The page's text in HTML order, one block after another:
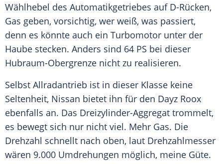
Wählhebel des Automatikgetriebes auf D-Rücken,
Gas geben, vorsichtig, wer weiß, was passiert,
denn es könnte auch ein Turbomotor unter der
Haube stecken. Anders sind 64 PS bei dieser
Hubraum-Obergrenze nicht zu realisieren.
Selbst Allradantrieb ist in dieser Klasse keine
Seltenheit, Nissan bietet ihn für den Dayz Roox
ebenfalls an. Das Dreizylinder-Aggregat trommelt,
es bewegt sich nur nicht viel. Mehr Gas. Die
Drehzahl schnellt nach oben, laut Drehzahlmesser
wären 9.000 Umdrehungen möglich, meine Güte.